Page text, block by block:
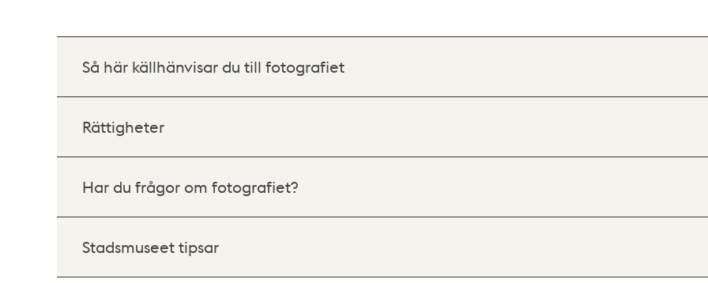
Så här källhänvisar du till fotografiet
Rättigheter
Har du frågor om fotografiet?
Stadsmuseet tipsar